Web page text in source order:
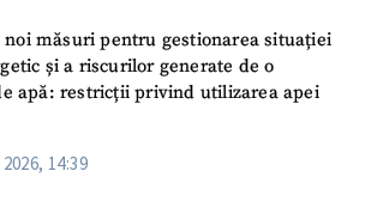
măsuri pentru gestionarea situației
și a riscurilor generate de o
apă: restricții privind utilizarea apei
14:39